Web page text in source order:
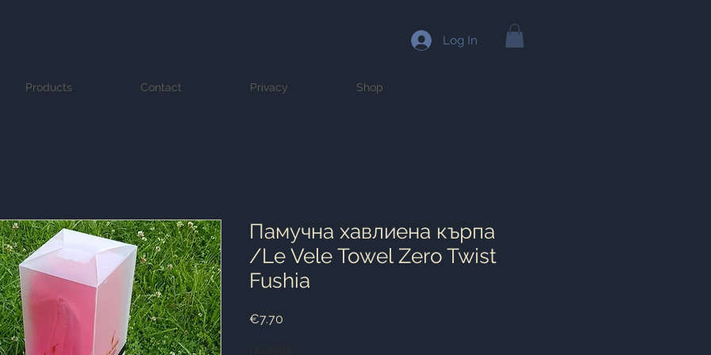
Log In
Products Contact Privacy Shop
Памучна хавлиена кърпа
/Le Vele Towel Zero Twist
Fushia
€7.70